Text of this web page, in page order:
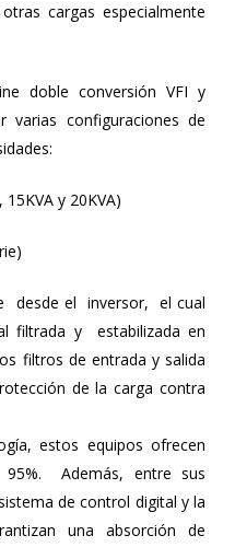
cargas especialmente
doble conversión VFI y
varias configuraciones de
y 20KVA)
desde el inversor, el cual
filtrada y estabilizada en
filtros de entrada y salida
de la carga contra
estos equipos ofrecen
Además, entre sus
de control digital y la
una absorción de